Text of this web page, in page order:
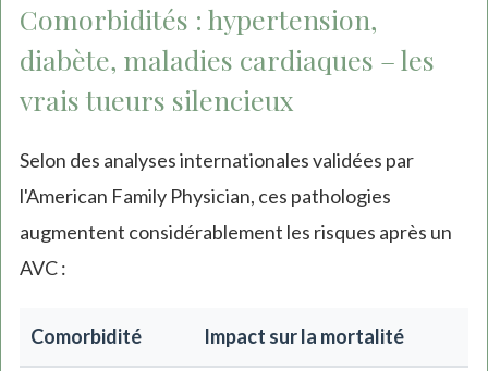
Comorbidités : hypertension,
diabète, maladies cardiaques – les
vrais tueurs silencieux
Selon des analyses internationales validées par
l'American Family Physician, ces pathologies
augmentent considérablement les risques après un
AVC :
Comorbidité Impact sur la mortalité